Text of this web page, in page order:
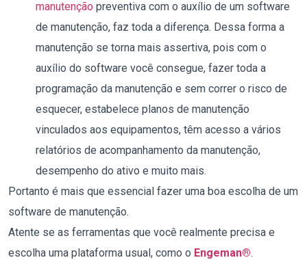
manutenção preventiva com o auxílio de um software
de manutenção, faz toda a diferença. Dessa forma a
manutenção se torna mais assertiva, pois com o
auxílio do software você consegue, fazer toda a
programação da manutenção e sem correr o risco de
esquecer, estabelece planos de manutenção
vinculados aos equipamentos, têm acesso a vários
relatórios de acompanhamento da manutenção,
desempenho do ativo e muito mais.
Portanto é mais que essencial fazer uma boa escolha de um
software de manutenção.
Atente se as ferramentas que você realmente precisa e
escolha uma plataforma usual, como o Engeman®.